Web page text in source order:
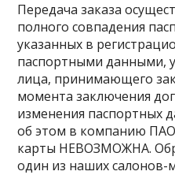
Передача заказа
полного совпадения
указанных в
паспортными данными,
лица, принимающего
момента заключения
изменения паспортных
об этом в компанию
карты НЕВОЗМОЖНА.
один из наших салонов-